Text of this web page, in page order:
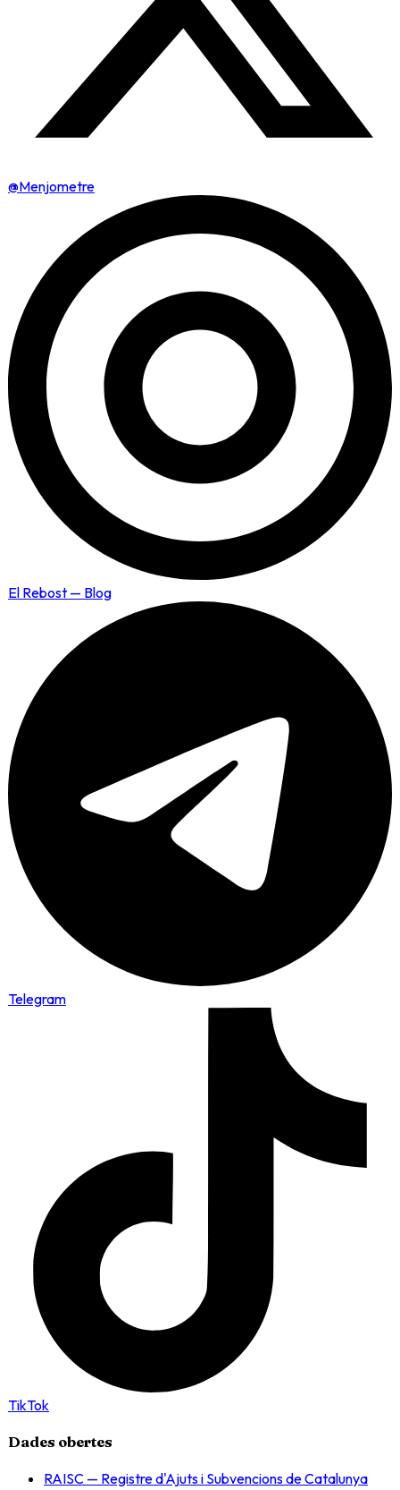
@Menjometre
El Rebost — Blog
Telegram
TikTok
Dades obertes
RAISC — Registre d'Ajuts i Subvencions de Catalunya